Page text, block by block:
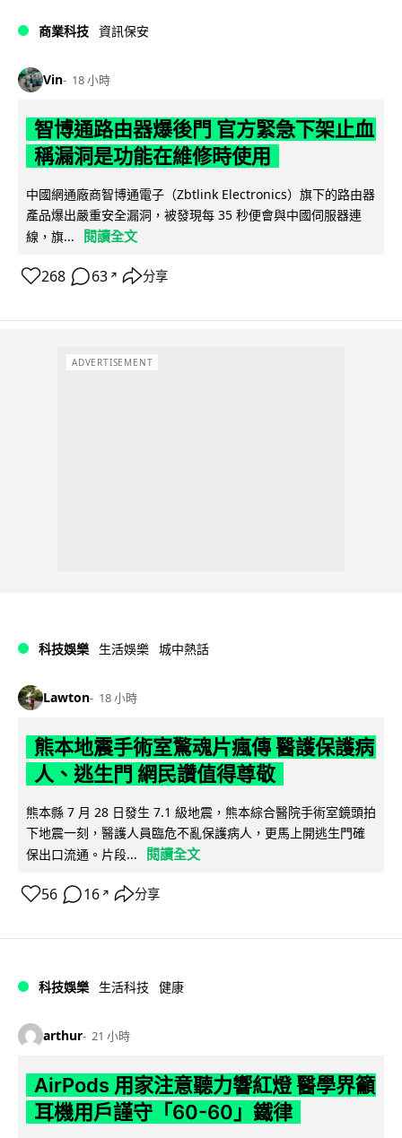
商業科技 資訊保安
Vin 18 小時
智博通路由器爆後門 官方緊急下架止血
稱漏洞是功能在維修時使用
中國網通廠商智博通電子（Zbtlink Electronics）旗下的路由器
產品爆出嚴重安全漏洞，被發現每 35 秒便會與中國伺服器連
線，旗...
閱讀全文
268 63 ↗ 分享
ADVERTISEMENT
科技娛樂 生活娛樂 城中熱話
Lawton 18 小時
熊本地震手術室驚魂片瘋傳 醫護保護病
人、逃生門 網民讚值得尊敬
熊本縣 7 月 28 日發生 7.1 級地震，熊本綜合醫院手術室鏡頭拍
下地震一刻，醫護人員臨危不亂保護病人，更馬上開逃生門確
保出口流通。片段...
閱讀全文
56 16 ↗ 分享
科技娛樂 生活科技 健康
arthur 21 小時
AirPods 用家注意聽力響紅燈 醫學界籲
耳機用戶謹守「60-60」鐵律